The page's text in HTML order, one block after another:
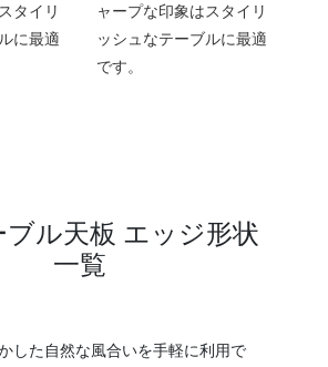
タイリ
に最適
ャープな印象はスタイリ
ッシュなテーブルに最適
です。
ブル天板 エッジ形状
一覧
した自然な風合いを手軽に利用で